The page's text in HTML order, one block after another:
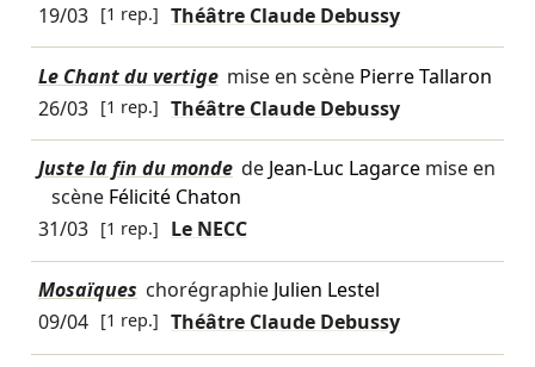
19/03 [1 rep.] Théâtre Claude Debussy
Le Chant du vertige mise en scène Pierre Tallaron
26/03 [1 rep.] Théâtre Claude Debussy
Juste la fin du monde de Jean-Luc Lagarcemise en
scène Félicité Chaton
31/03 [1 rep.] Le NECC
Mosaïques chorégraphie Julien Lestel
09/04 [1 rep.] Théâtre Claude Debussy